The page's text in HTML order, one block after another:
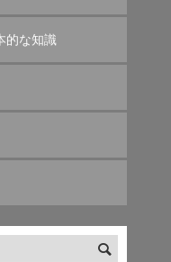
的な知識